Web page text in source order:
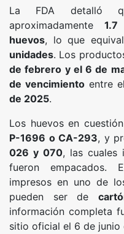
La FDA detalló
aproximadamente
huevos, lo que
unidades. Los
de febrero y el 6 de
de vencimientoentre el
de 2025.
Los huevos en
P-1696 o CA-293, y
026 y 070, las cuales
fueron empacados.
impresos en uno de
pueden ser de
información completa
sitio oficial el 6 de junio